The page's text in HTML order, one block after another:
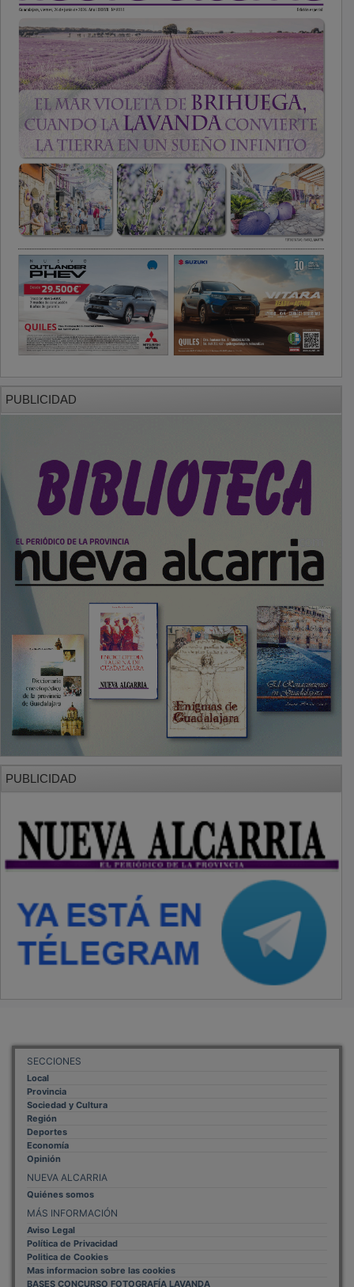
SECCIONES
Local
Provincia
Sociedad y Cultura
Región
Deportes
Economía
Opinión
NUEVA ALCARRIA
Quiénes somos
MÁS INFORMACIÓN
Aviso Legal
Política de Privacidad
Politica de Cookies
Mas informacion sobre las cookies
BASES CONCURSO FOTOGRAFÍA LAVANDA